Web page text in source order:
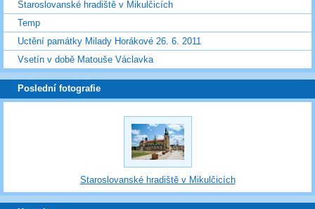
Staroslovanské hradiště v Mikulčicích
Temp
Uctění památky Milady Horákové 26. 6. 2011
Vsetín v době Matouše Václavka
Poslední fotografie
Staroslovanské hradiště v Mikulčicích